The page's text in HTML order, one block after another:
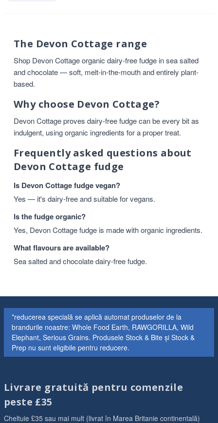
The Devon Cottage range
Shop Devon Cottage organic dairy-free fudge in sea salted
and chocolate — soft, melt-in-the-mouth and entirely plant-
based.
Why choose Devon Cottage?
Devon Cottage proves dairy-free fudge can be every bit as
indulgent, using organic ingredients for a proper treat.
Frequently asked questions about
Devon Cottage fudge
Is Devon Cottage fudge vegan?
Yes — it's dairy-free and suitable for vegans.
Is the fudge organic?
Yes, Devon Cottage fudge is made with organic ingredients.
What flavours are available?
Sea salted and chocolate dairy-free fudge.
*reducerea specială se aplică automat produselor de la
brandurile noastre: Whole Food Earth, RAWGORILLA, Wild
Elephant, Serious Grains. Produsele Stock & Bite și Stock &
Prep nu sunt eligibile pentru reducere.
Livrare gratuită pentru comenzile
peste £35
Cheltuie £35 sau mai mult (livrat în Marea Britanie continentală)